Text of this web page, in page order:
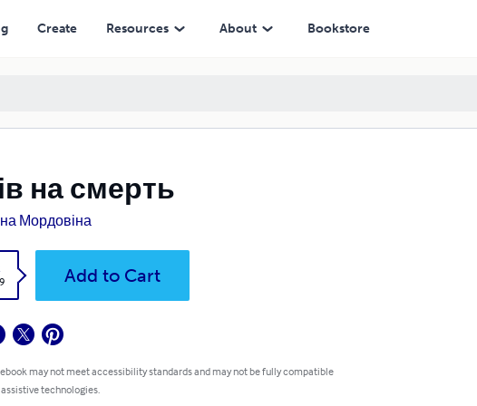
Create Resources About Bookstore
на смерть
Мордовіна
Add to Cart
may not meet accessibility standards and may not be fully compatible
technologies.